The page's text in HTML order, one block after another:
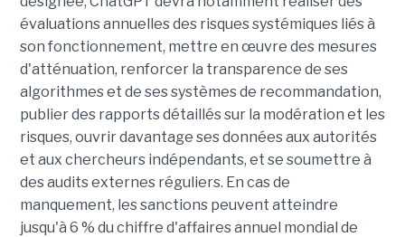
évaluations annuelles des risques systémiques liés à
son fonctionnement, mettre en œuvre des mesures
d'atténuation, renforcer la transparence de ses
algorithmes et de ses systèmes de recommandation,
publier des rapports détaillés sur la modération et les
risques, ouvrir davantage ses données aux autorités
et aux chercheurs indépendants, et se soumettre à
des audits externes réguliers. En cas de
manquement, les sanctions peuvent atteindre
jusqu'à 6 % du chiffre d'affaires annuel mondial de